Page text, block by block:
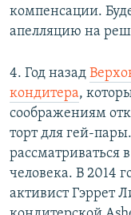
компенсации.
апелляцию на
4. Год назад
кондитера,
соображениям
торт для гей-
рассматриваться
человека. В 2014
активист Гэррет